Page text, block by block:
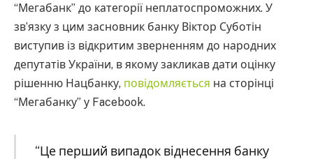
“Мегабанк” до категорії неплатоспроможних. У
зв’язку з цим засновник банку Віктор Суботін
виступив із відкритим зверненням до народних
депутатів України, в якому закликав дати оцінку
рішенню Нацбанку, повідомляється на сторінці
“Мегабанку” у Facebook.
“Це перший випадок віднесення банку